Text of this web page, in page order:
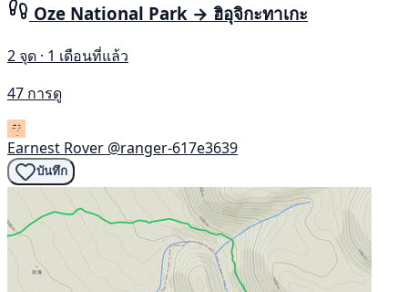
Oze National Park → ฮิอุจิกะทาเกะ
2 จุด · 1 เดือนที่แล้ว
47 การดู
Earnest Rover @ranger-617e3639
บันทึก